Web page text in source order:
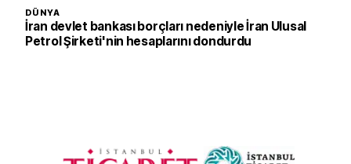
DÜNYA
İran devlet bankası borçları nedeniyle İran Ulusal
Petrol Şirketi'nin hesaplarını dondurdu